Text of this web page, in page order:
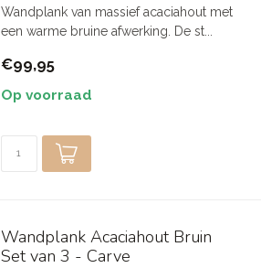
Wandplank van massief acaciahout met
een warme bruine afwerking. De st...
€99,95
Op voorraad
Wandplank Acaciahout Bruin
Set van 3 - Carve